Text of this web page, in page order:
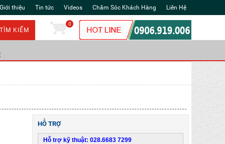
Giới thiệu Tin tức Videos Chăm Sóc Khách Hàng Liên Hệ
KIẾM
0
HỖ TRỢ
Hỗ trợ kỹ thuật: 028.6683 7299